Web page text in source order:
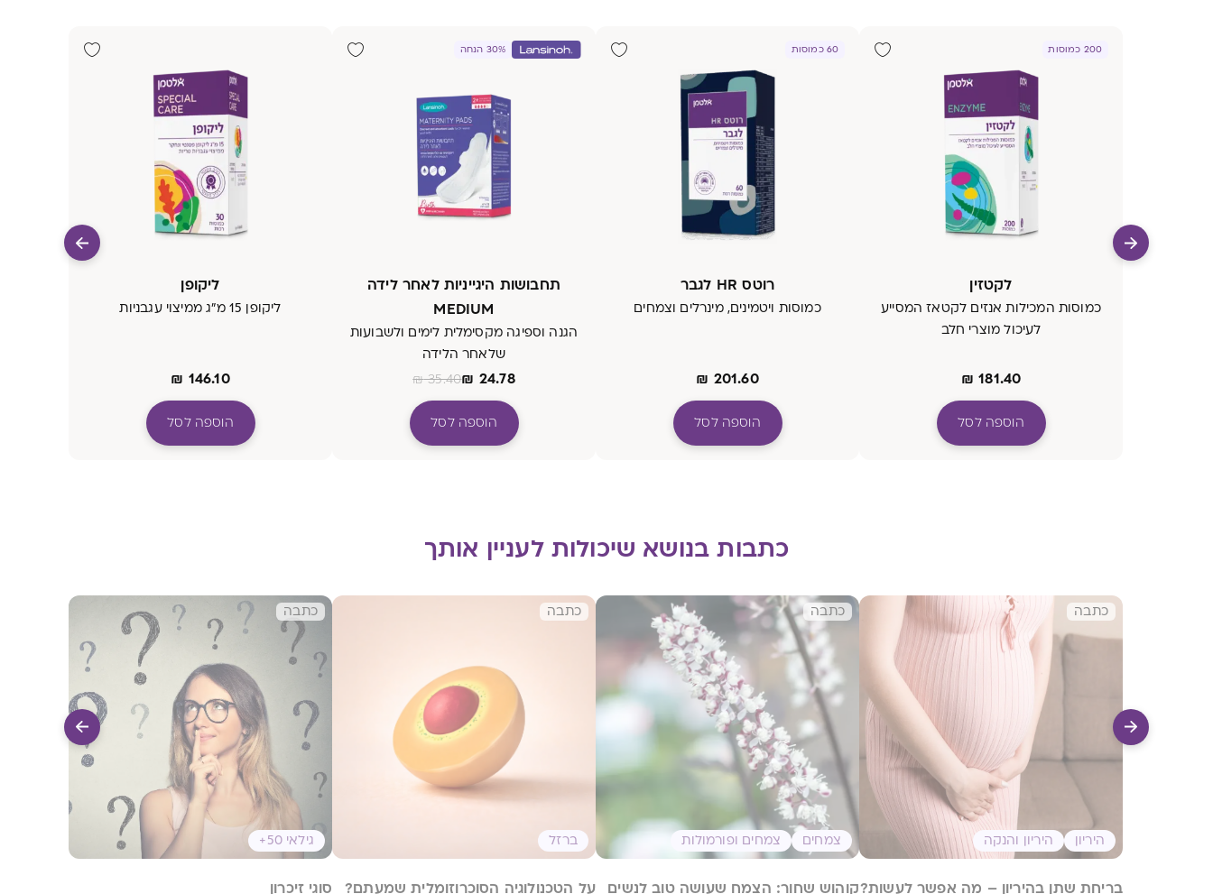
200 כמוסות
לקטזין
כמוסות המכילות אנזים לקטאז המסייע
לעיכול מוצרי חלב
₪ 181.40
הוספה לסל
60 כמוסות
רוטס HR לגבר
כמוסות ויטמינים, מינרלים וצמחים
₪ 201.60
הוספה לסל
30% הנחה
תחבושות היגייניות לאחר לידה
MEDIUM
הגנה וספיגה מקסימלית לימים ולשבועות
שלאחר הלידה
₪ 24.78
₪35.40
הוספה לסל
ליקופן
ליקופן 15 מ״ג ממיצוי עגבניות
₪ 146.10
הוספה לסל
כתבות בנושא שיכולות לעניין אותך
כתבה
היריון היריון והנקה
בריחת שתן בהיריון – מה אפשר לעשות?
כתבה
צמחים צמחים ופורמולות
קוהוש שחור: הצמח שעושה טוב לנשים
כתבה
ברזל
על הטכנולוגיה הסוכרוזומלית שמעתם?
כתבה
גילאי 50+
סוגי זיכרון